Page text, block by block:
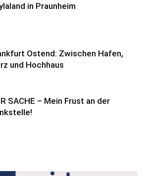
in Praunheim
Ostend: Zwischen Hafen,
und Hochhaus
SACHE – Mein Frust an der